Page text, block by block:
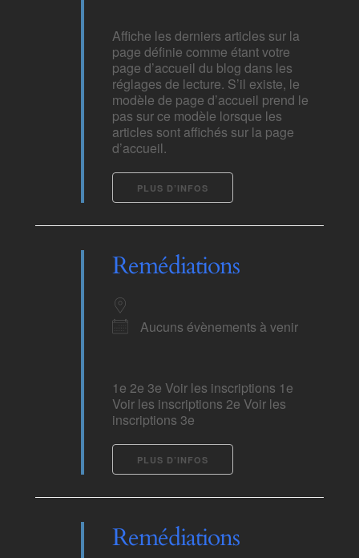
Affiche les derniers articles sur la
page définie comme étant votre
page d’accueil du blog dans les
réglages de lecture. S’il existe, le
modèle de page d’accueil prend le
pas sur ce modèle lorsque les
articles sont affichés sur la page
d’accueil.
PLUS D’INFOS
Remédiations
Aucuns évènements à venir
1e 2e 3e Voir les inscriptions 1e
Voir les inscriptions 2e Voir les
inscriptions 3e
PLUS D’INFOS
Remédiations